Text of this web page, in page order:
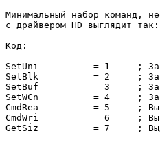
Минимальный набор команд,
с драйвером HD выглядит так:
Код:
SetUni		= 1	; Запомнить содержимое регистра данных в качестве номера привода.
SetBlk		= 2	; Запомнить содержимое регистра данных в качестве номера блока.
SetBuf		= 3	; Запомнить содержимое регистра данных в качестве адреса буфера.
SetWCn		= 4	; Запомнить содержимое регистра данных в качестве счётчика слов.
CmdRea		= 5	; Выполнить чтение
CmdWri		= 6	; Выполнить запись
GetSiz		= 7	; Выдать в регистре данных размер файла образа ( в блоках по 512 байт )